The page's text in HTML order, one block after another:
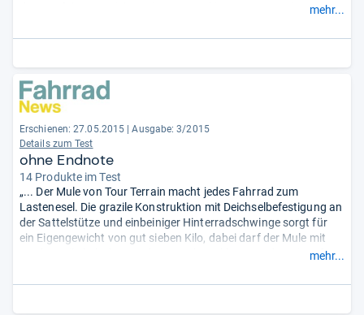
das Zugfahrzeug sicher. Die Bananenkiste passt tout juste,
Fahrverhalten mit höherem Schwerpunkt deutlich abnimmt.“
mehr...
Erschienen: 27.05.2015
Ausgabe: 3/2015
Details zum Test
ohne Endnote
14 Produkte im Test
„... Der Mule von Tour Terrain macht jedes Fahrrad zum
Lastenesel. Die grazile Konstruktion mit Deichselbefestigung an
der Sattelstütze und einbeiniger Hinterradschwinge sorgt für
ein Eigengewicht von gut sieben Kilo, dabei darf der Mule mit
rund 38 Kilo beladen werden. Durch Umklemmen des Dämpfers
Bodenfreiheit des Mule verändert werden ...“
mehr...